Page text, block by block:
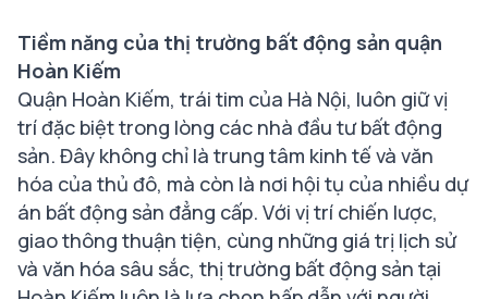
Tiềm năng của thị trường bất động sản quận
Hoàn Kiếm
Quận Hoàn Kiếm, trái tim của Hà Nội, luôn giữ vị
trí đặc biệt trong lòng các nhà đầu tư bất động
sản. Đây không chỉ là trung tâm kinh tế và văn
hóa của thủ đô, mà còn là nơi hội tụ của nhiều dự
án bất động sản đẳng cấp. Với vị trí chiến lược,
giao thông thuận tiện, cùng những giá trị lịch sử
và văn hóa sâu sắc, thị trường bất động sản tại